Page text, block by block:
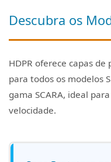
Descubra os
HDPR oferece capas
para todos os modelos
gama SCARA, ideal
velocidade.